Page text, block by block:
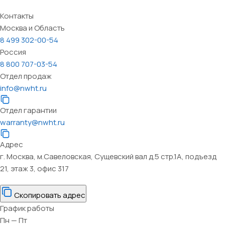
Контакты
Москва и Область
8 499 302-00-54
Россия
8 800 707-03-54
Отдел продаж
info@nwht.ru
Отдел гарантии
warranty@nwht.ru
Адрес
г. Москва, м.Савеловская, Сущевский вал д.5 стр.1А, подъезд
21, этаж 3, офис 317
Скопировать адрес
График работы
Пн — Пт